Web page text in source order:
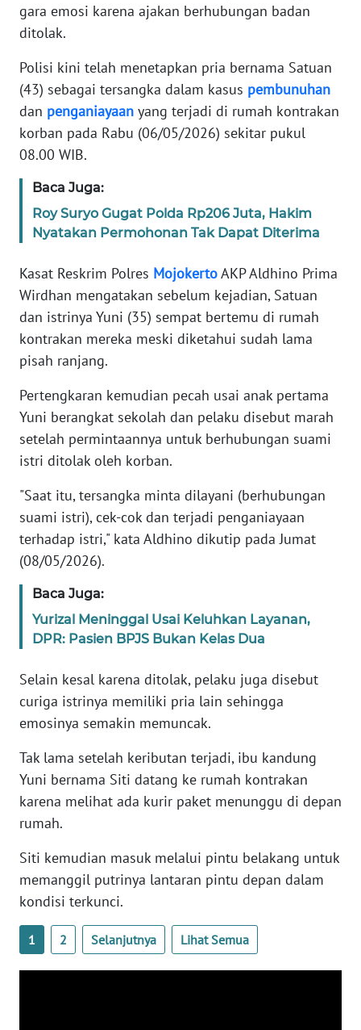
gara emosi karena ajakan berhubungan badan
ditolak.
Polisi kini telah menetapkan pria bernama Satuan
(43) sebagai tersangka dalam kasus pembunuhan
dan penganiayaan yang terjadi di rumah kontrakan
korban pada Rabu (06/05/2026) sekitar pukul
08.00 WIB.
Baca Juga:
Roy Suryo Gugat Polda Rp206 Juta, Hakim
Nyatakan Permohonan Tak Dapat Diterima
Kasat Reskrim Polres MojokertoAKP Aldhino Prima
Wirdhan mengatakan sebelum kejadian, Satuan
dan istrinya Yuni (35) sempat bertemu di rumah
kontrakan mereka meski diketahui sudah lama
pisah ranjang.
Pertengkaran kemudian pecah usai anak pertama
Yuni berangkat sekolah dan pelaku disebut marah
setelah permintaannya untuk berhubungan suami
istri ditolak oleh korban.
"Saat itu, tersangka minta dilayani (berhubungan
suami istri), cek-cok dan terjadi penganiayaan
terhadap istri," kata Aldhino dikutip pada Jumat
(08/05/2026).
Baca Juga:
Yurizal Meninggal Usai Keluhkan Layanan,
DPR: Pasien BPJS Bukan Kelas Dua
Selain kesal karena ditolak, pelaku juga disebut
curiga istrinya memiliki pria lain sehingga
emosinya semakin memuncak.
Tak lama setelah keributan terjadi, ibu kandung
Yuni bernama Siti datang ke rumah kontrakan
karena melihat ada kurir paket menunggu di depan
rumah.
Siti kemudian masuk melalui pintu belakang untuk
memanggil putrinya lantaran pintu depan dalam
kondisi terkunci.
1 2 Selanjutnya Lihat Semua
KAMI
INFO
IKLAN
KAMI
PEDOMAN
MEDIA
REDAKSI
KARIR
DISCLAIMER
News
Regional
WN
SUMUT
WN
WN
JABAR
WN
BANTEN
NTT
WN
KEPRI
WN
PAPUA
PAPUA
BARAT